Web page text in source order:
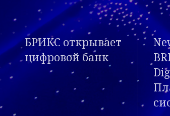
New Silk Road
BRICS и Joys
Digital создают
Платежную
систему БРИКС
в